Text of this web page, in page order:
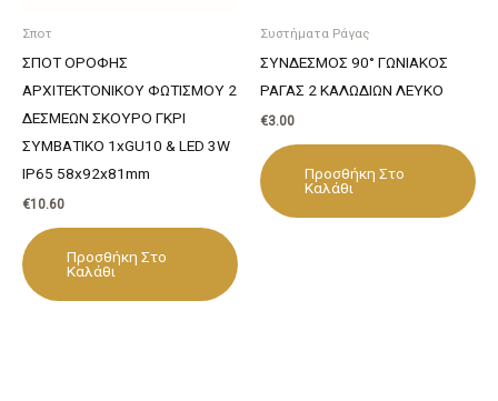
Σποτ
ΣΠΟΤ ΟΡΟΦΗΣ
ΑΡΧΙΤΕΚΤΟΝΙΚΟΥ ΦΩΤΙΣΜΟΥ 2
ΔΕΣΜΕΩΝ ΣΚΟΥΡΟ ΓΚΡΙ
ΣΥΜΒΑΤΙΚΟ 1xGU10 & LED 3W
IP65 58x92x81mm
€10.60
Προσθήκη Στο
Καλάθι
Συστήματα Ράγας
ΣΥΝΔΕΣΜΟΣ 90° ΓΩΝΙΑΚΟΣ
ΡΑΓΑΣ 2 ΚΑΛΩΔΙΩΝ ΛΕΥΚΟ
€3.00
Προσθήκη Στο
Καλάθι